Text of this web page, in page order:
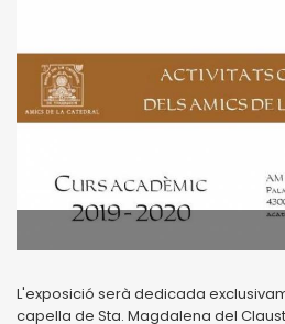
L'exposició serà dedicada
capella de Sta. Magdalena del